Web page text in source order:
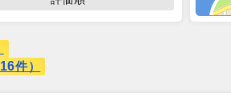
16件）